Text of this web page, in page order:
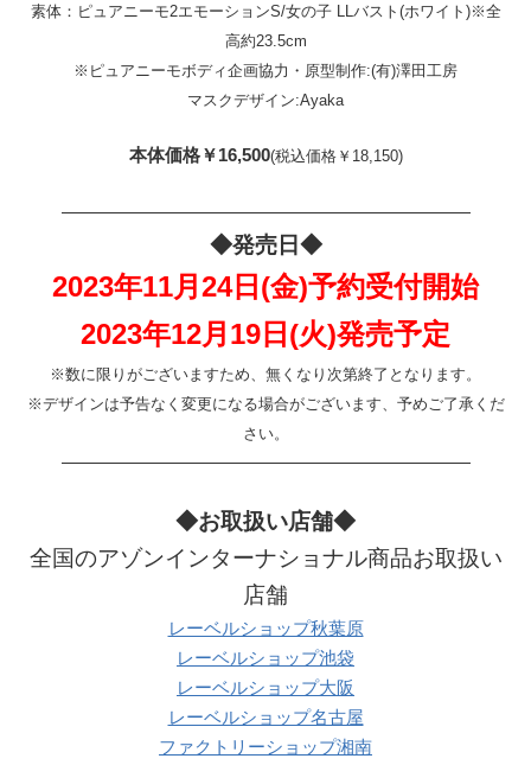
素体：ピュアニーモ2エモーションS/女の子 LLバスト(ホワイト)※全
高約23.5cm
※ピュアニーモボディ企画協力・原型制作:(有)澤田工房
マスクデザイン:Ayaka
本体価格￥16,500(税込価格￥18,150)
———————————————————————
◆発売日◆
2023年11月24日(金)予約受付開始
2023年12月19日(火)発売予定
※数に限りがございますため、無くなり次第終了となります。
※デザインは予告なく変更になる場合がございます、予めご了承くだ
さい。
———————————————————————
◆お取扱い店舗◆
全国のアゾンインターナショナル商品お取扱い
店舗
レーベルショップ秋葉原
レーベルショップ池袋
レーベルショップ大阪
レーベルショップ名古屋
ファクトリーショップ湘南